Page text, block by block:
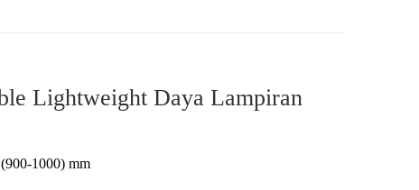
Lightweight Daya Lampiran
1000) mm